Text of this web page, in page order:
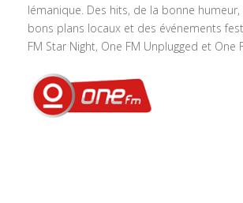
lémanique. Des hits, de la bonne
bons plans locaux et des événements
FM Star Night, One FM Unplugged et One